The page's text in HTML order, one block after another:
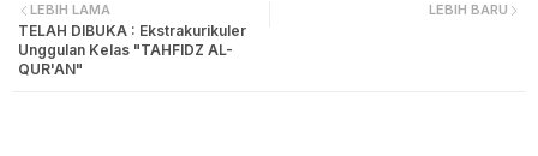
LEBIH BARU
LEBIH LAMA
TELAH DIBUKA : Ekstrakurikuler
Unggulan Kelas "TAHFIDZ AL-
QUR'AN"